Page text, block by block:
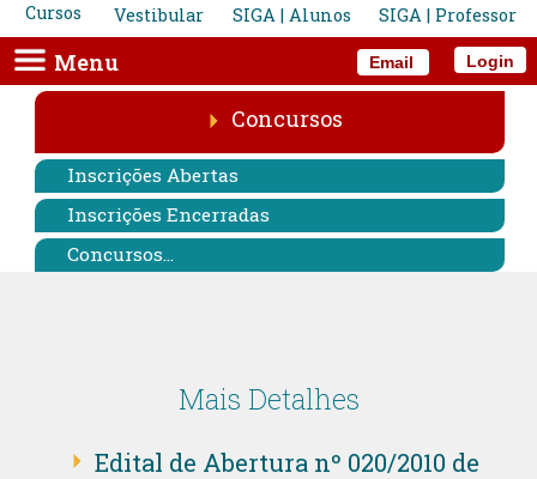
Email
Cursos
Vestibular SIGA | Alunos SIGA | Professor
Menu Login
Concursos
Inscrições Abertas
Inscrições Encerradas
Concursos...
Mais Detalhes
Edital de Abertura nº 020/2010 de